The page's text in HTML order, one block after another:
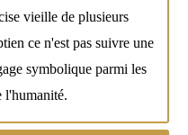
vieille de plusieurs
ce n'est pas suivre une
symbolique parmi les
l'humanité.